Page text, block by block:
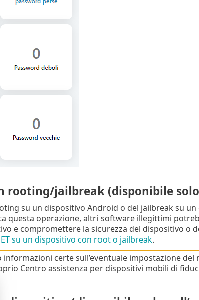
rooting/jailbreak (disponibile solo
su un dispositivo Android o del jailbreak su
questa operazione, altri software illegittimi
e compromettere la sicurezza del dispositivo o
su un dispositivo con root o jailbreak.
informazioni certe sull’eventuale impostazione
Centro assistenza per dispositivi mobili di